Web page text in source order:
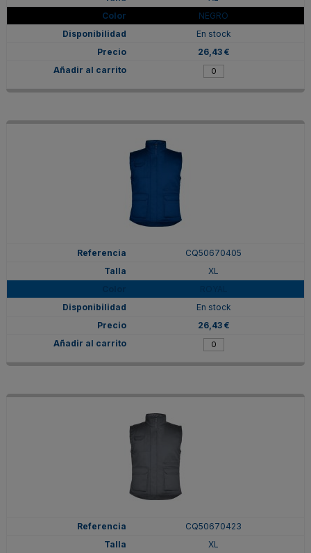
NEGRO
En stock
26,43 €
CQ50670405
XL
En stock
26,43 €
CQ50670423
XL